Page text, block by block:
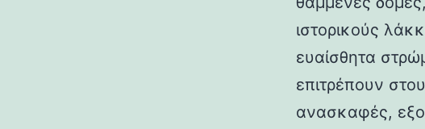
ιστορικούς
ευαίσθητα
επιτρέπουν
ανασκαφές,